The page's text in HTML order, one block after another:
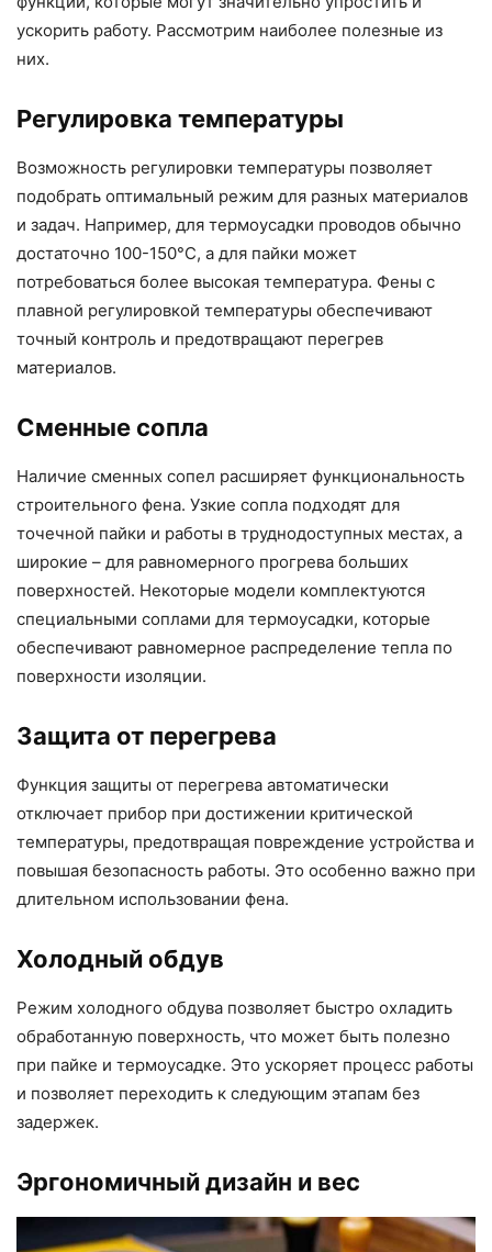
ускорить работу. Рассмотрим наиболее полезные из
них.
Регулировка температуры
Возможность регулировки температуры позволяет
подобрать оптимальный режим для разных материалов
и задач. Например, для термоусадки проводов обычно
достаточно 100-150°C, а для пайки может
потребоваться более высокая температура. Фены с
плавной регулировкой температуры обеспечивают
точный контроль и предотвращают перегрев
материалов.
Сменные сопла
Наличие сменных сопел расширяет функциональность
строительного фена. Узкие сопла подходят для
точечной пайки и работы в труднодоступных местах, а
широкие – для равномерного прогрева больших
поверхностей. Некоторые модели комплектуются
специальными соплами для термоусадки, которые
обеспечивают равномерное распределение тепла по
поверхности изоляции.
Защита от перегрева
Функция защиты от перегрева автоматически
отключает прибор при достижении критической
температуры, предотвращая повреждение устройства и
повышая безопасность работы. Это особенно важно при
длительном использовании фена.
Холодный обдув
Режим холодного обдува позволяет быстро охладить
обработанную поверхность, что может быть полезно
при пайке и термоусадке. Это ускоряет процесс работы
и позволяет переходить к следующим этапам без
задержек.
Эргономичный дизайн и вес